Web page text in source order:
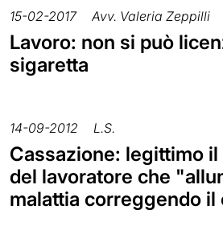
15-02-2017 Avv. Valeria Zeppilli
Lavoro: non si può
sigaretta
14-09-2012 L.S.
Cassazione: legittimo
del lavoratore che
malattia correggendo